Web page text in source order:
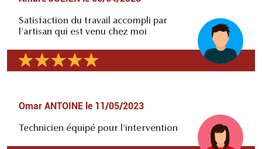
Satisfaction du travail accompli par
l'artisan qui est venu chez moi
Omar ANTOINE le 11/05/2023
Technicien équipé pour l'intervention